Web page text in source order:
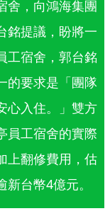
舍，向鴻海集團
銘提議，盼將一
工宿舍，郭台銘
的要求是「團隊
心入住。」雙方
員工宿舍的實際
上翻修費用，估
台幣4億元。